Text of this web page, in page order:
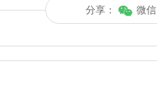
分享： 微信